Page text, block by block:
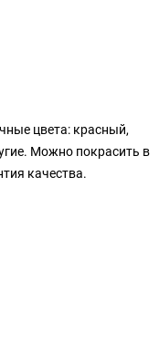
цвета: красный,
Можно покрасить в
качества.